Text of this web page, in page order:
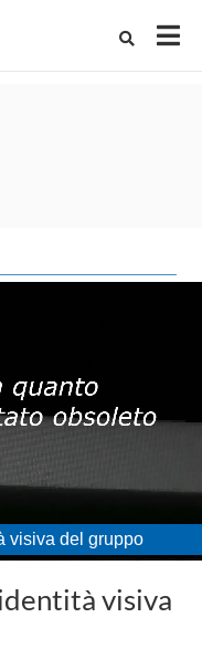
visiva del gruppo
visiva